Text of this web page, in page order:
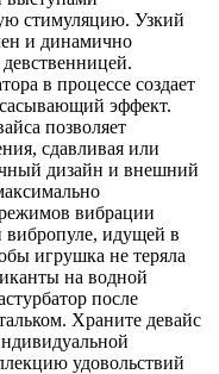
стимуляцию. Узкий
и динамично
в процессе создает
эффект.
позволяет
сдавливая или
дизайн и внешний
вибрации
вибропуле, идущей в
игрушка не теряла
на водной
после
Храните девайс
удовольствий